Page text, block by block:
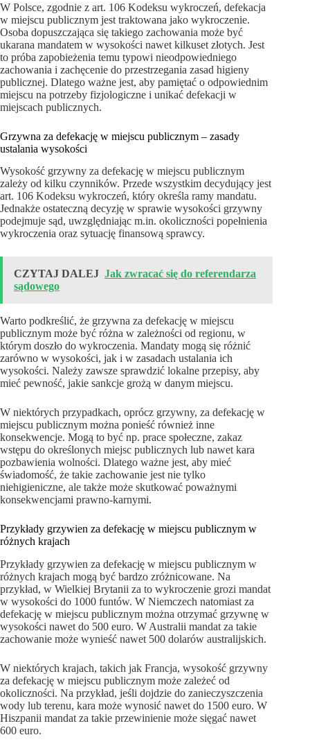
W Polsce, zgodnie z art. 106 Kodeksu wykroczeń, defekacja
w miejscu publicznym jest traktowana jako wykroczenie.
Osoba dopuszczająca się takiego zachowania może być
ukarana mandatem w wysokości nawet kilkuset złotych. Jest
to próba zapobieżenia temu typowi nieodpowiedniego
zachowania i zachęcenie do przestrzegania zasad higieny
publicznej. Dlatego ważne jest, aby pamiętać o odpowiednim
miejscu na potrzeby fizjologiczne i unikać defekacji w
miejscach publicznych.
Grzywna za defekację w miejscu publicznym – zasady
ustalania wysokości
Wysokość grzywny za defekację w miejscu publicznym
zależy od kilku czynników. Przede wszystkim decydujący jest
art. 106 Kodeksu wykroczeń, który określa ramy mandatu.
Jednakże ostateczną decyzję w sprawie wysokości grzywny
podejmuje sąd, uwzględniając m.in. okoliczności popełnienia
wykroczenia oraz sytuację finansową sprawcy.
CZYTAJ DALEJ Jak zwracać się do referendarza
sądowego
Warto podkreślić, że grzywna za defekację w miejscu
publicznym może być różna w zależności od regionu, w
którym doszło do wykroczenia. Mandaty mogą się różnić
zarówno w wysokości, jak i w zasadach ustalania ich
wysokości. Należy zawsze sprawdzić lokalne przepisy, aby
mieć pewność, jakie sankcje grożą w danym miejscu.
W niektórych przypadkach, oprócz grzywny, za defekację w
miejscu publicznym można ponieść również inne
konsekwencje. Mogą to być np. prace społeczne, zakaz
wstępu do określonych miejsc publicznych lub nawet kara
pozbawienia wolności. Dlatego ważne jest, aby mieć
świadomość, że takie zachowanie jest nie tylko
niehigieniczne, ale także może skutkować poważnymi
konsekwencjami prawno-karnymi.
Przykłady grzywien za defekację w miejscu publicznym w
różnych krajach
Przykłady grzywien za defekację w miejscu publicznym w
różnych krajach mogą być bardzo zróżnicowane. Na
przykład, w Wielkiej Brytanii za to wykroczenie grozi mandat
w wysokości do 1000 funtów. W Niemczech natomiast za
defekację w miejscu publicznym można otrzymać grzywnę w
wysokości nawet do 500 euro. W Australii mandat za takie
zachowanie może wynieść nawet 500 dolarów australijskich.
W niektórych krajach, takich jak Francja, wysokość grzywny
za defekację w miejscu publicznym może zależeć od
okoliczności. Na przykład, jeśli dojdzie do zanieczyszczenia
wody lub terenu, kara może wynosić nawet do 1500 euro. W
Hiszpanii mandat za takie przewinienie może sięgać nawet
600 euro.